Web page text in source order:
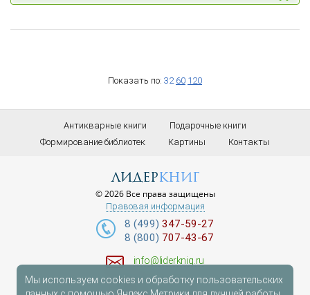
Показать по: 32 60 120
Антикварные книги
Подарочные книги
Формирование библиотек
Картины Контакты
лидеркниг
© 2026 Все права защищены
Правовая информация
8 (499) 347-59-27
8 (800) 707-43-67
info@liderknig.ru
Доставка
Мы используем cookies и обработку пользовательских